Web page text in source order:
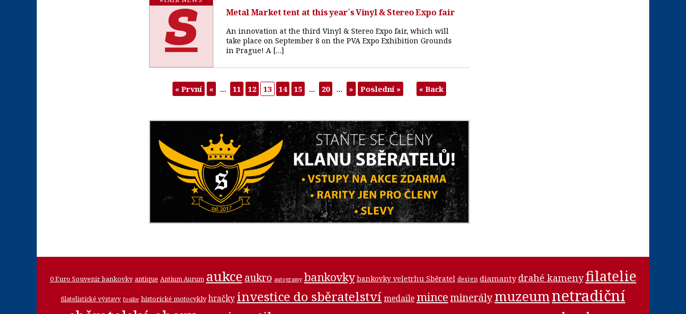
Metal Market tent at this year´s Vinyl & Stereo Expo fair
An innovation at the third Vinyl & Stereo Expo fair, which will
take place on September 8 on the PVA Expo Exhibition Grounds
in Prague! A […]
« První « ... 11 12 13 14 15 ... 20 ... » Poslední » « Back
0 Euro Souvenir bankovky antique Antium Aurum aukce aukro autogramy bankovky bankovky veletrhu Sběratel design diamanty drahé kamenyfilatelie
filatelistické výstavy fosilie historické motocykly hračky investice do sběratelství medaile minceminerálymuzeumnetradiční